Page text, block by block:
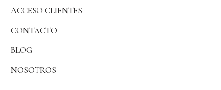
ACCESO CLIENTES
CONTACTO
BLOG
NOSOTROS